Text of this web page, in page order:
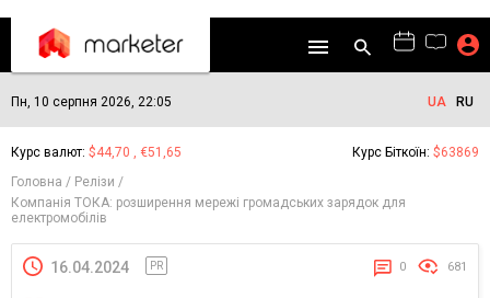
Пн, 10 серпня 2026, 22:05 UA RU
Курс валют: $44,70 , €51,65 Курс Біткоїн: $63869
Головна
Релізи
Компанія ТОКА: розширення мережі громадських зарядок для
електромобілів
16.04.2024 PR 0 681